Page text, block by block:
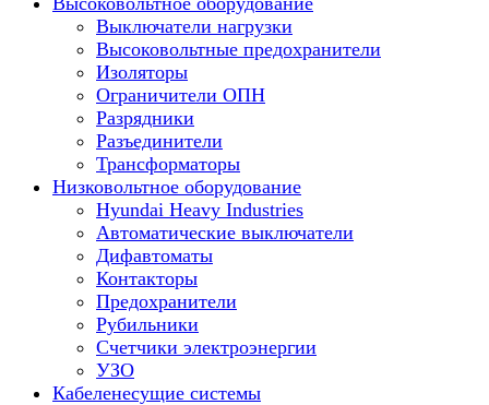
Выключатели нагрузки
Высоковольтные предохранители
Изоляторы
Ограничители ОПН
Разрядники
Разъединители
Трансформаторы
Низковольтное оборудование
Hyundai Heavy Industries
Автоматические выключатели
Дифавтоматы
Контакторы
Предохранители
Рубильники
Счетчики электроэнергии
УЗО
Кабеленесущие системы